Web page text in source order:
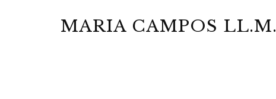
AdditionalMARIA CAMPOS LL.M.